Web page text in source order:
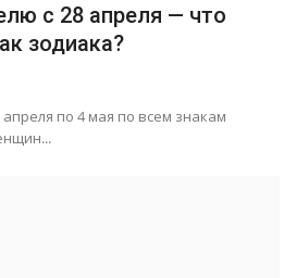
с 28 апреля — что
зодиака?
по 4 мая по всем знакам